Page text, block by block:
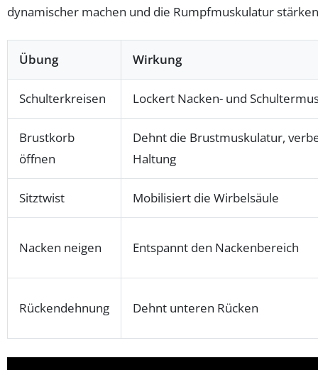
dynamischer machen und die Rumpfmuskulatur
Übung Wirkung
Schulterkreisen Lockert Nacken- und
Brustkorb
öffnen
Dehnt die Brustmuskulatur,
Haltung
Sitztwist Mobilisiert die Wirbelsäule
Nacken neigen Entspannt den Nackenbereich
Rückendehnung Dehnt unteren Rücken